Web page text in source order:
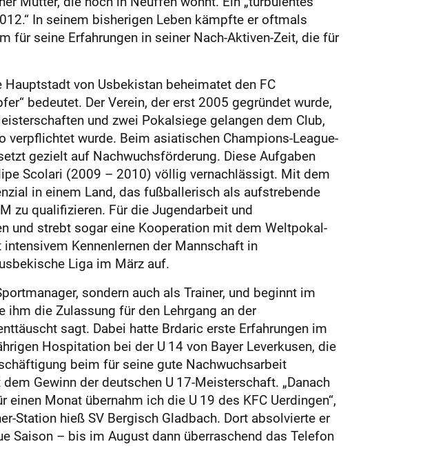
In seinem bisherigen Leben kämpfte er oftmals
für seine Erfahrungen in seiner Nach-Aktiven-Zeit, die für
von Usbekistan beheimatet den FC
bedeutet. Der Verein, der erst 2005 gegründet wurde,
und zwei Pokalsiege gelangen dem Club,
wurde. Beim asiatischen Champions-League-
gezielt auf Nachwuchsförderung. Diese Aufgaben
Scolari (2009 – 2010) völlig vernachlässigt. Mit dem
in einem Land, das fußballerisch als aufstrebende
zu qualifizieren. Für die Jugendarbeit und
und strebt sogar eine Kooperation mit dem Weltpokal-
Kennenlernen der Mannschaft in
Liga im März auf.
sondern auch als Trainer, und beginnt im
die Zulassung für den Lehrgang an der
sagt. Dabei hatte Brdaric erste Erfahrungen im
Hospitation bei der U 14 von Bayer Leverkusen, die
beim für seine gute Nachwuchsarbeit
Gewinn der deutschen U 17-Meisterschaft. „Danach
Monat übernahm ich die U 19 des KFC Uerdingen“,
Station hieß SV Bergisch Gladbach. Dort absolvierte er
Saison – bis im August dann überraschend das Telefon